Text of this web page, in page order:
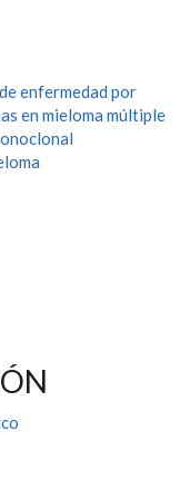
enfermedad por
en mieloma múltiple